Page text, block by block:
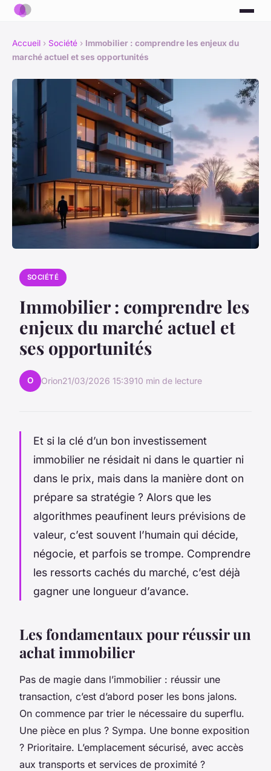
Accueil › Société › Immobilier : comprendre les enjeux du
marché actuel et ses opportunités
SOCIÉTÉ
Immobilier : comprendre les
enjeux du marché actuel et
ses opportunités
O Orion21/03/2026 15:3910 min de lecture
Et si la clé d’un bon investissement
immobilier ne résidait ni dans le quartier ni
dans le prix, mais dans la manière dont on
prépare sa stratégie ? Alors que les
algorithmes peaufinent leurs prévisions de
valeur, c’est souvent l’humain qui décide,
négocie, et parfois se trompe. Comprendre
les ressorts cachés du marché, c’est déjà
gagner une longueur d’avance.
Les fondamentaux pour réussir un
achat immobilier
Pas de magie dans l’immobilier : réussir une
transaction, c’est d’abord poser les bons jalons.
On commence par trier le nécessaire du superflu.
Une pièce en plus ? Sympa. Une bonne exposition
? Prioritaire. L’emplacement sécurisé, avec accès
aux transports et services de proximité ?